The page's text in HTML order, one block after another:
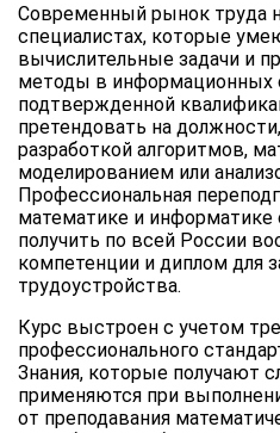
Современный рынок труда
специалистах, которые
вычислительные задачи и
методы в информационных
подтвержденной
претендовать на
разработкой алгоритмов,
моделированием или
Профессиональная
математике и
получить по всей России
компетенции и диплом для
трудоустройства.
Курс выстроен с учетом
профессионального
Знания, которые получают
применяются при
от преподавания